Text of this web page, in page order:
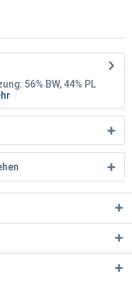
56% BW, 44% PL